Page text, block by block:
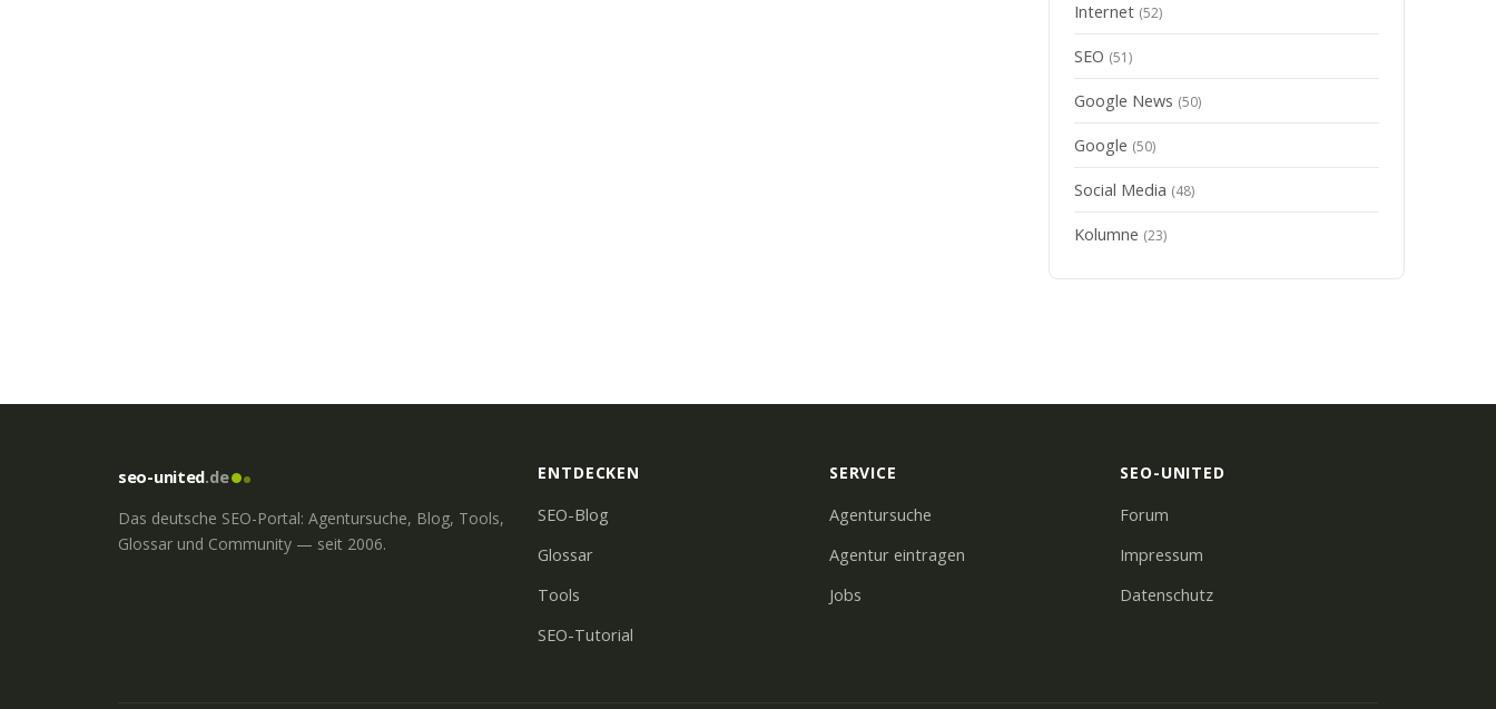
Internet (52)
SEO (51)
Google News (50)
Google (50)
Social Media (48)
Kolumne (23)
seo-united.de
Das deutsche SEO-Portal: Agentursuche, Blog, Tools,
Glossar und Community — seit 2006.
ENTDECKEN
SEO-Blog
Glossar
Tools
SEO-Tutorial
SERVICE
Agentursuche
Agentur eintragen
Jobs
SEO-UNITED
Forum
Impressum
Datenschutz